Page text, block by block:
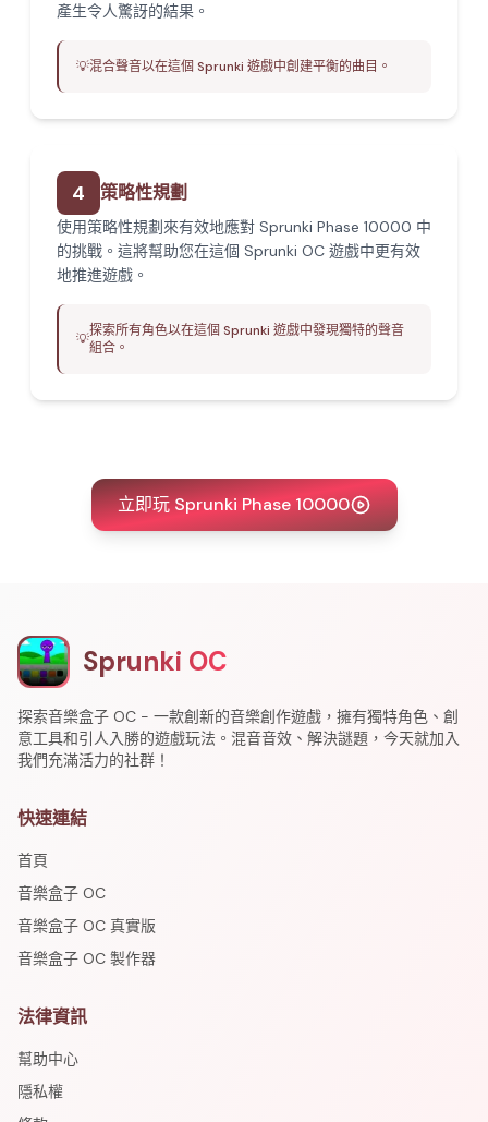
產生令人驚訝的結果。
💡混合聲音以在這個 Sprunki 遊戲中創建平衡的曲目。
4 策略性規劃
使用策略性規劃來有效地應對 Sprunki Phase 10000 中
的挑戰。這將幫助您在這個 Sprunki OC 遊戲中更有效
地推進遊戲。
💡探索所有角色以在這個 Sprunki 遊戲中發現獨特的聲音
組合。
立即玩 Sprunki Phase 10000
Sprunki OC
探索音樂盒子 OC - 一款創新的音樂創作遊戲，擁有獨特角色、創
意工具和引人入勝的遊戲玩法。混音音效、解決謎題，今天就加入
我們充滿活力的社群！
快速連結
首頁
音樂盒子 OC
音樂盒子 OC 真實版
音樂盒子 OC 製作器
法律資訊
幫助中心
隱私權